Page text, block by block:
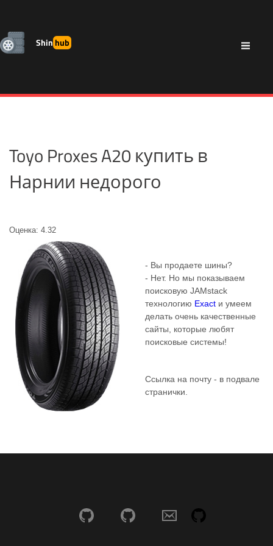
Shinhub
Toyo Proxes A20 купить в
Нарнии недорого
Оценка: 4.32
- Вы продаете шины?
- Нет. Но мы показываем
поисковую JAMstack
технологию Exact и умеем
делать очень качественные
сайты, которые любят
поисковые системы!
Ссылка на почту - в подвале
странички.